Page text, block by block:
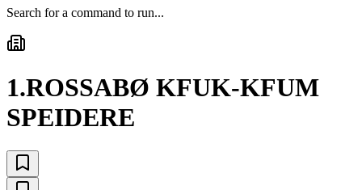
Search for a command to run...
1.ROSSABØ KFUK-KFUM
SPEIDERE